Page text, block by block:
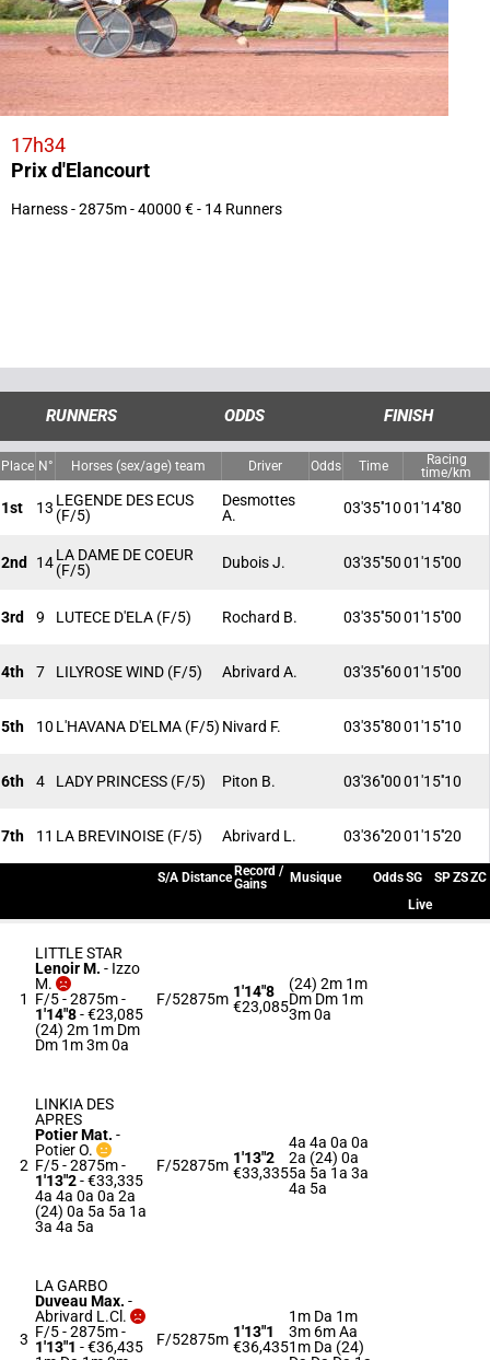
17h34
Prix d'Elancourt
Harness - 2875m - 40000 € - 14 Runners
RUNNERS ODDS FINISH
Place N° Horses (sex/age) team Driver Odds Time
Racing
time/km
1st 13 LEGENDE DES ECUS
(F/5)
Desmottes
A.
03'35''1001'14''80
2nd 14LA DAME DE COEUR
(F/5)
Dubois J. 03'35''5001'15''00
3rd 9 LUTECE D'ELA (F/5) Rochard B. 03'35''5001'15''00
4th 7 LILYROSE WIND (F/5) Abrivard A. 03'35''6001'15''00
5th 10 L'HAVANA D'ELMA (F/5) Nivard F. 03'35''8001'15''10
6th 4 LADY PRINCESS (F/5) Piton B. 03'36''0001'15''10
7th 11 LA BREVINOISE (F/5) Abrivard L. 03'36''2001'15''20
S/A Distance Record /
Gains
Musique OddsSG SPZSZC
Live
1
LITTLE STAR
Lenoir M. - Izzo
M.
F/5 - 2875m-
1'14"8- €23,085
(24) 2m 1m Dm
Dm 1m 3m 0a
F/52875m 1'14"8
€23,085
(24) 2m 1m
Dm Dm 1m
3m 0a
2
LINKIA DES
APRES
Potier Mat. -
Potier O.
F/5 - 2875m-
1'13"2- €33,335
4a 4a 0a 0a 2a
(24) 0a 5a 5a 1a
3a 4a 5a
F/52875m 1'13"2
€33,335
4a 4a 0a 0a
2a (24) 0a
5a 5a 1a 3a
4a 5a
3
LA GARBO
Duveau Max. -
Abrivard L.Cl.
F/5 - 2875m-
1'13"1 - €36,435
F/52875m 1'13"1
€36,435
1m Da 1m
3m 6m Aa
1m Da (24)